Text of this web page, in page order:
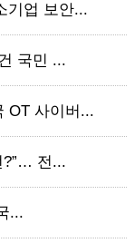
기업 보안...
국민 ...
OT 사이버...
?”… 전...
...